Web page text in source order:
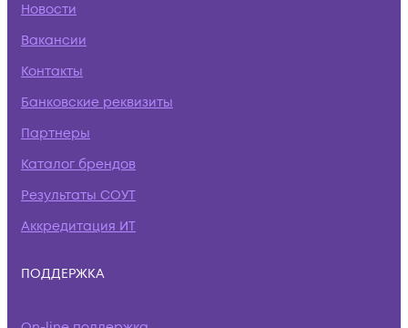
Новости
Вакансии
Контакты
Банковские реквизиты
Партнеры
Каталог брендов
Результаты СОУТ
Аккредитация ИТ
ПОДДЕРЖКА